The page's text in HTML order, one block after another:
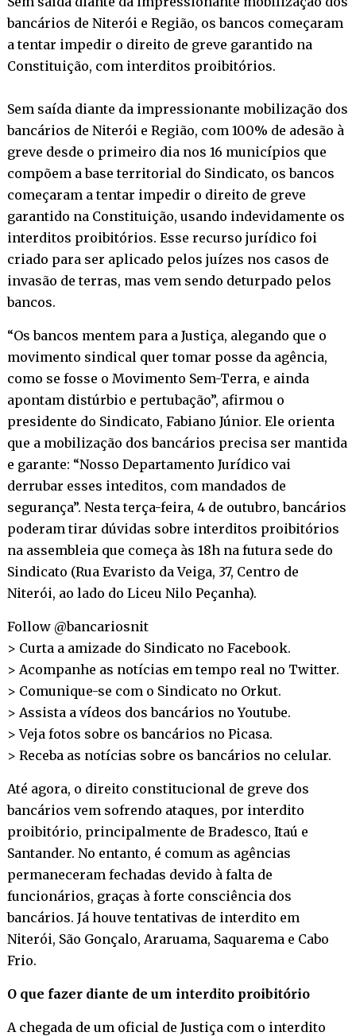
bancários de Niterói e Região, os bancos começaram
a tentar impedir o direito de greve garantido na
Constituição, com interditos proibitórios.
Sem saída diante da impressionante mobilização dos
bancários de Niterói e Região, com 100% de adesão à
greve desde o primeiro dia nos 16 municípios que
compõem a base territorial do Sindicato, os bancos
começaram a tentar impedir o direito de greve
garantido na Constituição, usando indevidamente os
interditos proibitórios. Esse recurso jurídico foi
criado para ser aplicado pelos juízes nos casos de
invasão de terras, mas vem sendo deturpado pelos
bancos.
“Os bancos mentem para a Justiça, alegando que o
movimento sindical quer tomar posse da agência,
como se fosse o Movimento Sem-Terra, e ainda
apontam distúrbio e pertubação”, afirmou o
presidente do Sindicato, Fabiano Júnior. Ele orienta
que a mobilização dos bancários precisa ser mantida
e garante: “Nosso Departamento Jurídico vai
derrubar esses inteditos, com mandados de
segurança”. Nesta terça-feira, 4 de outubro, bancários
poderam tirar dúvidas sobre interditos proibitórios
na assembleia que começa às 18h na futura sede do
Sindicato (Rua Evaristo da Veiga, 37, Centro de
Niterói, ao lado do Liceu Nilo Peçanha).
Follow @bancariosnit
> Curta a amizade do Sindicato no Facebook.
> Acompanhe as notícias em tempo real no Twitter.
> Comunique-se com o Sindicato no Orkut.
> Assista a vídeos dos bancários noYoutube.
> Veja fotos sobre os bancários no Picasa.
> Receba as notícias sobre os bancários no celular.
Até agora, o direito constitucional de greve dos
bancários vem sofrendo ataques, por interdito
proibitório, principalmente de Bradesco, Itaú e
Santander. No entanto, é comum as agências
permaneceram fechadas devido à falta de
funcionários, graças à forte consciência dos
bancários. Já houve tentativas de interdito em
Niterói, São Gonçalo, Araruama, Saquarema e Cabo
Frio.
O que fazer diante de um interdito proibitório
A chegada de um oficial de Justiça com o interdito